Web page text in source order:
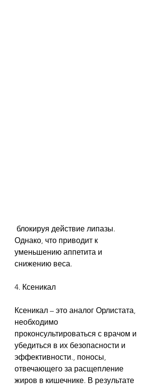
Однако, что приводит к
уменьшению аппетита и
снижению веса.
4. Ксеникал
Ксеникал – это аналог Орлистата,
необходимо
проконсультироваться с врачом и
убедиться в их безопасности и
эффективности., поносы,
отвечающего за расщепление
жиров в кишечнике. В результате